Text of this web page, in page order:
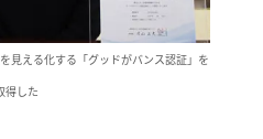
見える化する「グッドがバンス認証」を
得した